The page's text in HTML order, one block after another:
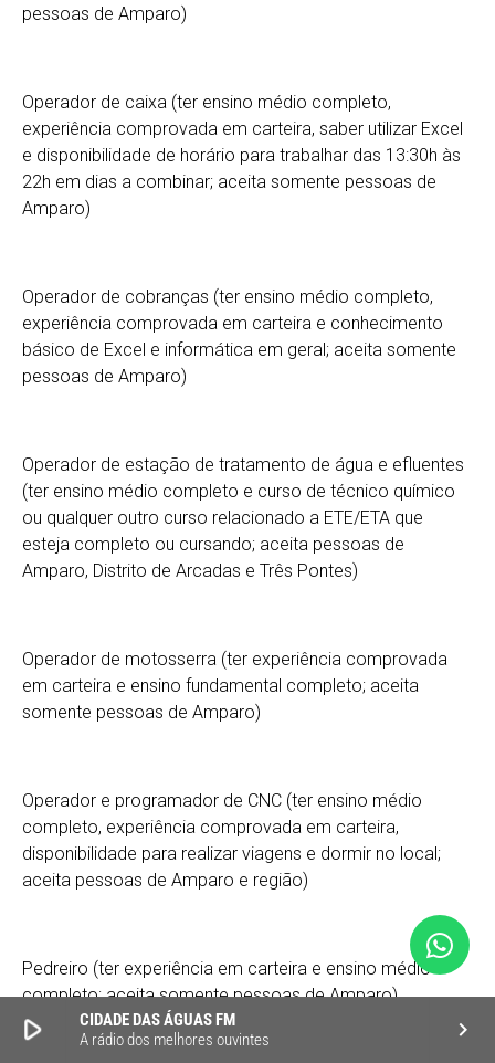
play_arrow
CIDADE DAS ÁGUAS FM
A rádio dos melhores ouvintes
keyboard_arrow_right
pessoas de Amparo)
Operador de caixa (ter ensino médio completo,
experiência comprovada em carteira, saber utilizar Excel
e disponibilidade de horário para trabalhar das 13:30h às
22h em dias a combinar; aceita somente pessoas de
Amparo)
Operador de cobranças (ter ensino médio completo,
experiência comprovada em carteira e conhecimento
básico de Excel e informática em geral; aceita somente
pessoas de Amparo)
Operador de estação de tratamento de água e efluentes
(ter ensino médio completo e curso de técnico químico
ou qualquer outro curso relacionado a ETE/ETA que
esteja completo ou cursando; aceita pessoas de
Amparo, Distrito de Arcadas e Três Pontes)
Operador de motosserra (ter experiência comprovada
em carteira e ensino fundamental completo; aceita
somente pessoas de Amparo)
Operador e programador de CNC (ter ensino médio
completo, experiência comprovada em carteira,
disponibilidade para realizar viagens e dormir no local;
aceita pessoas de Amparo e região)
Pedreiro (ter experiência em carteira e ensino médio
completo; aceita somente pessoas de Amparo)